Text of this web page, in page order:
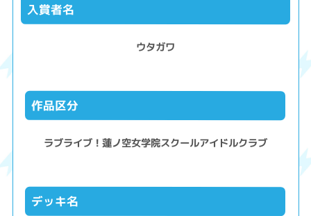
入賞者名
ウタガワ
作品区分
ラブライブ！蓮ノ空女学院スクールアイドルクラブ
デッキ名